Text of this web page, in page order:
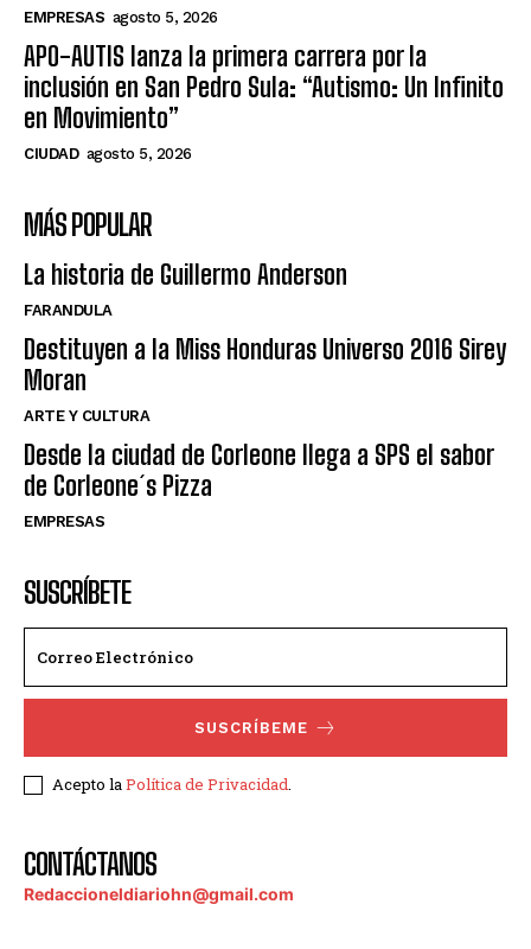
EMPRESAS agosto 5, 2026
APO-AUTIS lanza la primera carrera por la
inclusión en San Pedro Sula: “Autismo: Un Infinito
en Movimiento”
CIUDAD agosto 5, 2026
MÁS POPULAR
La historia de Guillermo Anderson
FARANDULA
Destituyen a la Miss Honduras Universo 2016 Sirey
Moran
ARTE Y CULTURA
Desde la ciudad de Corleone llega a SPS el sabor
de Corleone´s Pizza
EMPRESAS
SUSCRÍBETE
SUSCRÍBEME
Acepto laPolítica de Privacidad.
CONTÁCTANOS
Redaccioneldiariohn@gmail.com